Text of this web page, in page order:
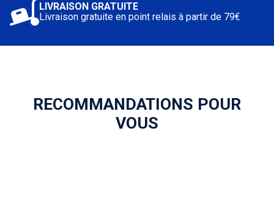
LIVRAISON GRATUITE
Livraison gratuite en point relais à partir de 79€
RECOMMANDATIONS POUR
VOUS